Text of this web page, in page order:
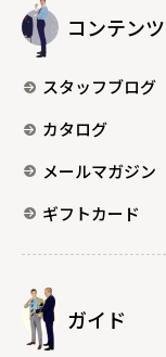
コンテンツ
スタッフブログ
カタログ
メールマガジン
ギフトカード
ガイド